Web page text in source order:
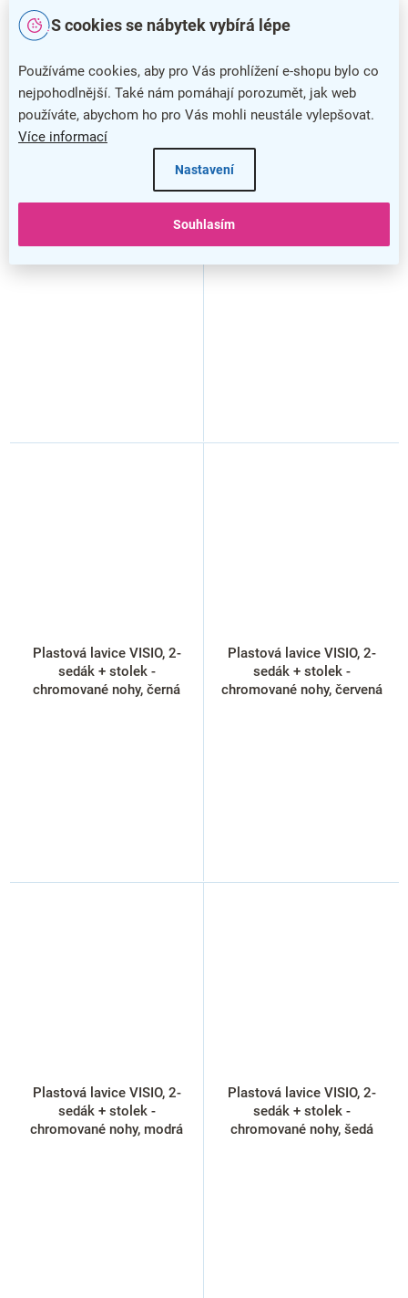
S cookies se nábytek vybírá lépe
Používáme cookies, aby pro Vás prohlížení e-shopu bylo co
nejpohodlnější. Také nám pomáhají porozumět, jak web
používáte, abychom ho pro Vás mohli neustále vylepšovat.
Více informací
Nastavení
Souhlasím
sedák + stolek - černé nohy,
šedá
sedák + stolek - černé nohy,
zelená
Plastová lavice VISIO, 2-
sedák + stolek -
chromované nohy, černá
Plastová lavice VISIO, 2-
sedák + stolek -
chromované nohy, červená
Plastová lavice VISIO, 2-
sedák + stolek -
chromované nohy, modrá
Plastová lavice VISIO, 2-
sedák + stolek -
chromované nohy, šedá